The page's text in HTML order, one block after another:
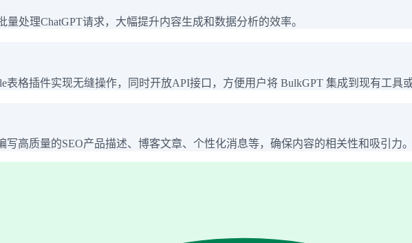
处理ChatGPT请求，大幅提升内容生成和数据分析的效率。
表格插件实现无缝操作，同时开放API接口，方便用户将 BulkGPT 集成到现有工具或
高质量的SEO产品描述、博客文章、个性化消息等，确保内容的相关性和吸引力。